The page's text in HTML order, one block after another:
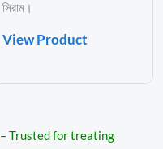
সিরাম।
View Product
– Trusted for treating